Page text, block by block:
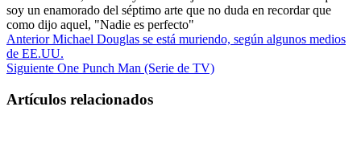
soy un enamorado del séptimo arte que no duda en recordar que
como dijo aquel, "Nadie es perfecto"
AnteriorMichael Douglas se está muriendo, según algunos medios
de EE.UU.
Siguiente One Punch Man (Serie de TV)
Artículos relacionados